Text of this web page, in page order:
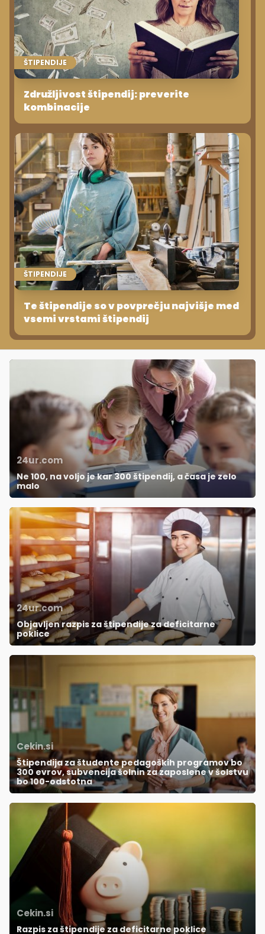
ŠTIPENDIJE
Združljivost štipendij: preverite
kombinacije
ŠTIPENDIJE
Te štipendije so v povprečju najvišje med
vsemi vrstami štipendij
24ur.com
Ne 100, na voljo je kar 300 štipendij, a časa je zelo
malo
24ur.com
Objavljen razpis za štipendije za deficitarne
poklice
Cekin.si
Štipendija za študente pedagoških programov bo
300 evrov, subvencija šolnin za zaposlene v šolstvu
bo 100-odstotna
Cekin.si
Razpis za štipendije za deficitarne poklice